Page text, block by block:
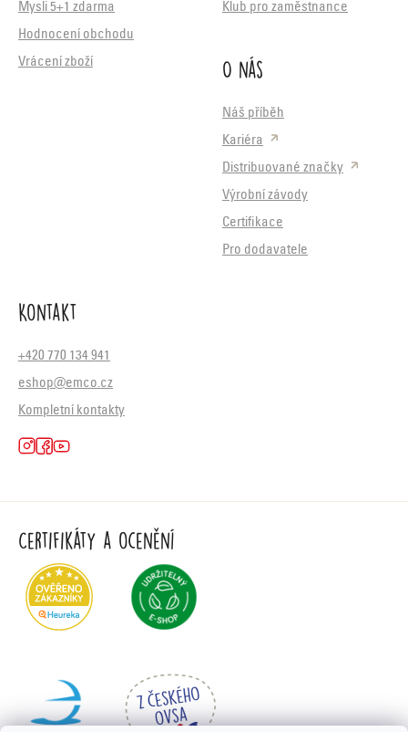
Mysli 5+1 zdarma
Hodnocení obchodu
Vrácení zboží
Klub pro zaměstnance
O nás
Náš příběh
Kariéra
Distribuované značky
Výrobní závody
Certifikace
Pro dodavatele
Kontakt
+420 770 134 941
eshop@emco.cz
Kompletní kontakty
Certifikáty a ocenění